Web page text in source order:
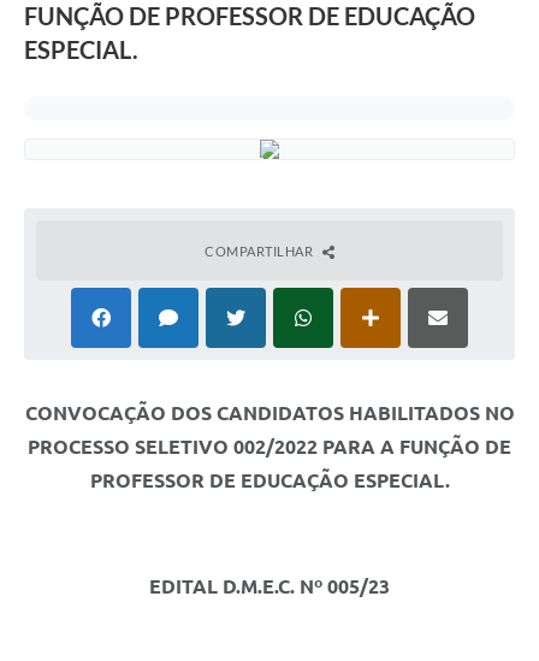
FUNÇÃO DE PROFESSOR DE EDUCAÇÃO
ESPECIAL.
COMPARTILHAR
CONVOCAÇÃO DOS CANDIDATOS HABILITADOS NO
PROCESSO SELETIVO 002/2022 PARA A FUNÇÃO DE
PROFESSOR DE EDUCAÇÃO ESPECIAL.
EDITAL D.M.E.C. Nº 005/23